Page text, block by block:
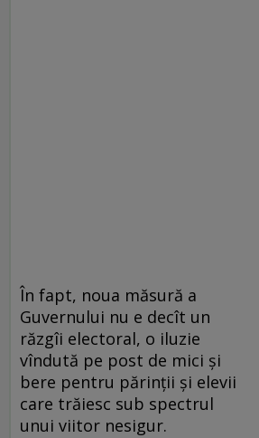
În fapt, noua măsură a
Guvernului nu e decît un
răzgîi electoral, o iluzie
vîndută pe post de mici şi
bere pentru părinţii şi elevii
care trăiesc sub spectrul
unui viitor nesigur.